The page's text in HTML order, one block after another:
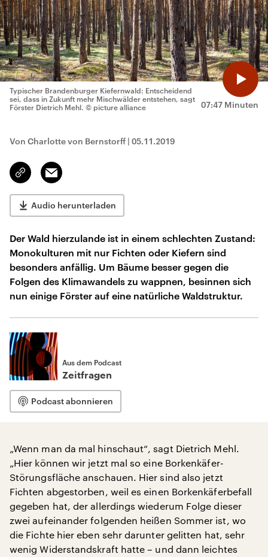
07:47 Minuten
Typischer Brandenburger Kiefernwald: Entscheidend
sei, dass in Zukunft mehr Mischwälder entstehen, sagt
Förster Dietrich Mehl. © picture alliance
Von Charlotte von Bernstorff | 05.11.2019
Link
kopieren/teilen
Email
Audio herunterladen
Der Wald hierzulande ist in einem schlechten Zustand:
Monokulturen mit nur Fichten oder Kiefern sind
besonders anfällig. Um Bäume besser gegen die
Folgen des Klimawandels zu wappnen, besinnen sich
nun einige Förster auf eine natürliche Waldstruktur.
Aus dem Podcast
Zeitfragen
Podcast abonnieren
„Wenn man da mal hinschaut“, sagt Dietrich Mehl.
„Hier können wir jetzt mal so eine Borkenkäfer-
Störungsfläche anschauen. Hier sind also jetzt
Fichten abgestorben, weil es einen Borkenkäferbefall
gegeben hat, der allerdings wiederum Folge dieser
zwei aufeinander folgenden heißen Sommer ist, wo
die Fichte hier eben sehr darunter gelitten hat, sehr
wenig Widerstandskraft hatte – und dann leichtes